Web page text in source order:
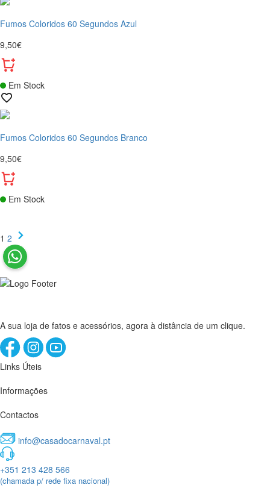
Fumos Coloridos 60 Segundos Azul
9,50€
Em Stock
Fumos Coloridos 60 Segundos Branco
9,50€
Em Stock
1 2
A sua loja de fatos e acessórios, agora à distância de um clique.
Links Úteis
Informações
Contactos
info@casadocarnaval.pt
+351 213 428 566
(chamada p/ rede fixa nacional)